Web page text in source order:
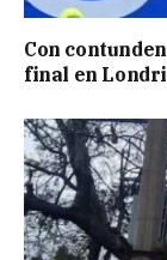
Con
final en